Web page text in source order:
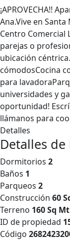
¡APROVECHA!!
Ana.Vive en
Centro Comercial
parejas o
ubicación
cómodosCocina
para
universidades y
oportunidad!
llámanos para
Detalles
Detalles
Dormitorios 2
Baños 1
Parqueos 2
Construcción 60
Terreno 160 Sq Mt
ID de propiedad
Código